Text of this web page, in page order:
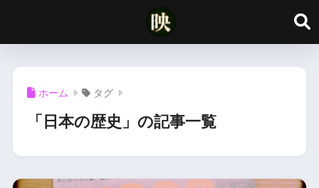
ホーム タグ
「日本の歴史」の記事一覧